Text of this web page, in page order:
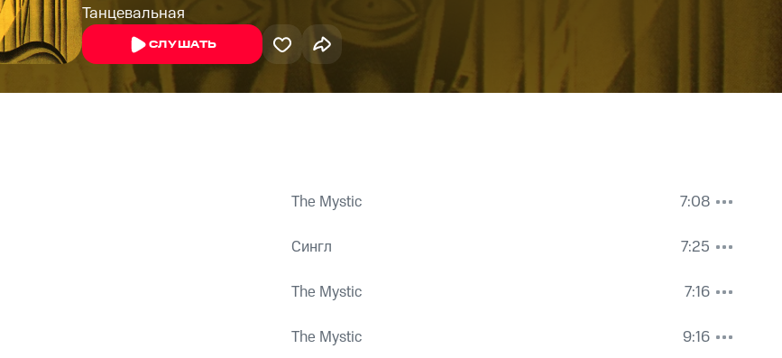
Танцевальная
СЛУШАТЬ
The Mystic
7:08
Сингл
7:25
The Mystic
7:16
The Mystic
9:16